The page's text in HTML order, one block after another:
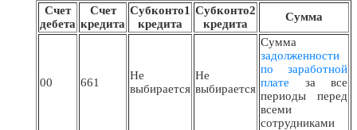
Счет
дебета
Счет
кредита
Субконто1
кредита
Субконто2
кредита
Сумма
00 661
Не
выбирается
Не
выбирается
Сумма
задолженности
по заработной
плате за все
периоды перед
всеми
сотрудниками